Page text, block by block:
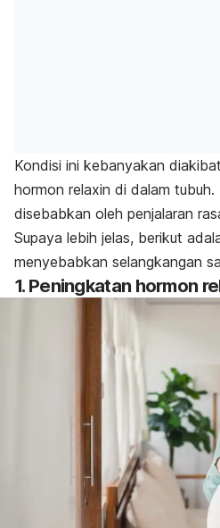
Kondisi ini kebanyakan
hormon relaxin di dalam
disebabkan oleh penjalaran
Supaya lebih jelas, berikut
menyebabkan selangkangan
1. Peningkatan hormon